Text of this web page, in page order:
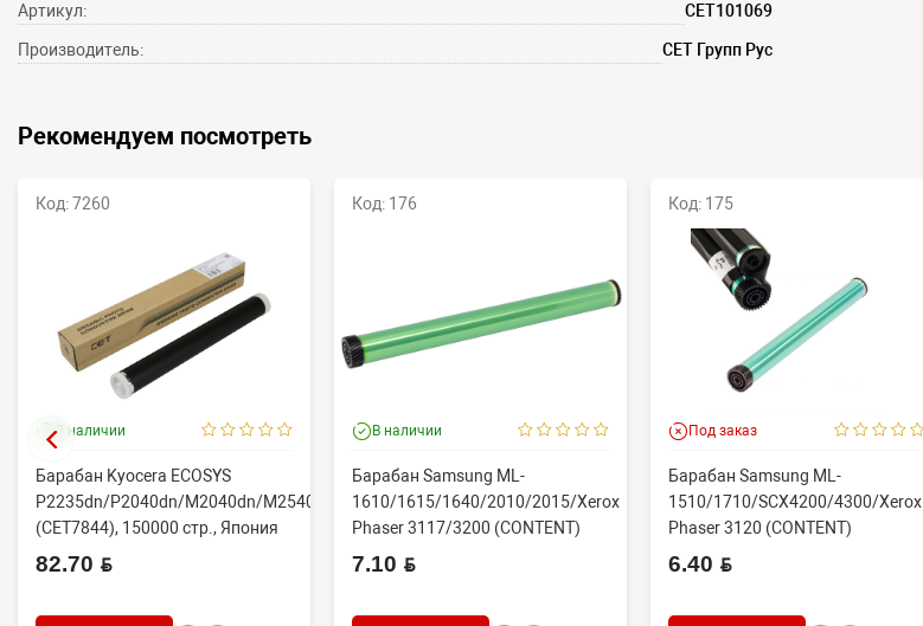
Артикул: CET101069
Производитель: СЕТ Групп Рус
Рекомендуем посмотреть
Код: 7260
В наличии
Барабан Kyocera ECOSYS
P2235dn/P2040dn/M2040dn/M2540dw
(CET7844), 150000 стр., Япония
82.70 BYN
Код: 176
В наличии
Барабан Samsung ML-
1610/1615/1640/2010/2015/Xerox
Phaser 3117/3200 (CONTENT)
7.10 BYN
Код: 175
Под заказ
Барабан Samsung ML-
1510/1710/SCX4200/4300/Xerox
Phaser 3120 (CONTENT)
6.40 BYN